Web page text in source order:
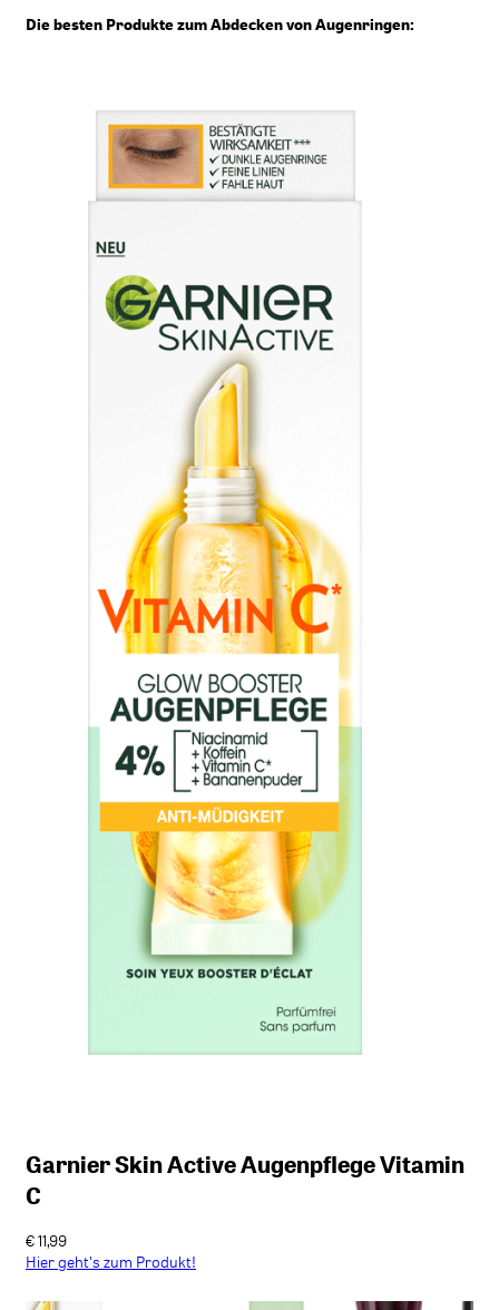
Die besten Produkte zum Abdecken von Augenringen:
Catrice Under Eye Brightener
€ 3,99
Hier geht's zum Produkt!